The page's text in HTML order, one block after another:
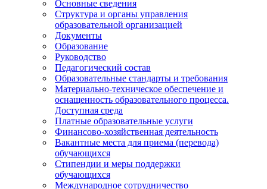
Основные сведения
Структура и органы управления
образовательной организацией
Документы
Образование
Руководство
Педагогический состав
Образовательные стандарты и требования
Материально-техническое обеспечение и
оснащенность образовательного процесса.
Доступная среда
Платные образовательные услуги
Финансово-хозяйственная деятельность
Вакантные места для приема (перевода)
обучающихся
Стипендии и меры поддержки
обучающихся
Международное сотрудничество